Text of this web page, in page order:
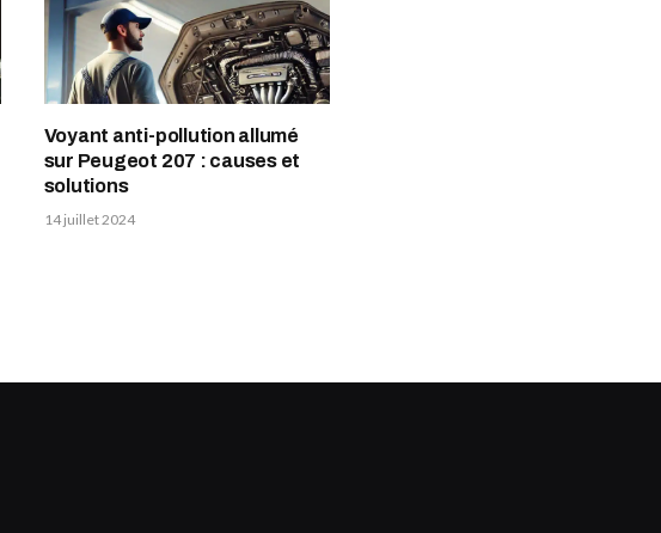
Voyant anti-pollution allumé
sur Peugeot 207 : causes et
solutions
14 juillet 2024